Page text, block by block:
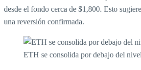
desde el fondo cerca de $1,800. Esto
una reversión confirmada.
ETH se consolida por debajo del